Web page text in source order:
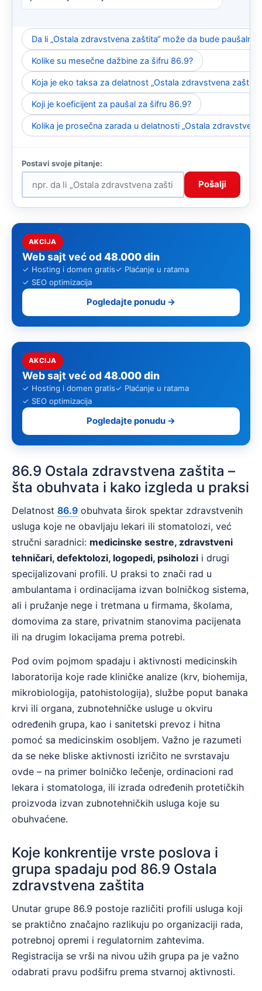
Da li „Ostala zdravstvena zaštita“ može da bude paušalna
Kolike su mesečne dažbine za šifru 86.9?
Koja je eko taksa za delatnost „Ostala zdravstvena
Koji je koeficijent za paušal za šifru 86.9?
Kolika je prosečna zarada u delatnosti „Ostala zdravstvena
Pošalji
AKCIJA
Web sajt već od 48.000 din
✓ Hosting i domen gratis✓ Plaćanje u ratama
✓ SEO optimizacija
Pogledajte ponudu →
AKCIJA
Web sajt već od 48.000 din
✓ Hosting i domen gratis✓ Plaćanje u ratama
✓ SEO optimizacija
Pogledajte ponudu →
86.9 Ostala zdravstvena zaštita –
šta obuhvata i kako izgleda u praksi
Delatnost 86.9 obuhvata širok spektar zdravstvenih
usluga koje ne obavljaju lekari ili stomatolozi, već
stručni saradnici: medicinske sestre, zdravstveni
tehničari, defektolozi, logopedi, psiholozi i drugi
specijalizovani profili. U praksi to znači rad u
ambulantama i ordinacijama izvan bolničkog sistema,
ali i pružanje nege i tretmana u firmama, školama,
domovima za stare, privatnim stanovima pacijenata
ili na drugim lokacijama prema potrebi.
Pod ovim pojmom spadaju i aktivnosti medicinskih
laboratorija koje rade kliničke analize (krv, biohemija,
mikrobiologija, patohistologija), službe poput banaka
krvi ili organa, zubnotehničke usluge u okviru
određenih grupa, kao i sanitetski prevoz i hitna
pomoć sa medicinskim osobljem. Važno je razumeti
da se neke bliske aktivnosti izričito ne svrstavaju
ovde – na primer bolničko lečenje, ordinacioni rad
lekara i stomatologa, ili izrada određenih protetičkih
proizvoda izvan zubnotehničkih usluga koje su
obuhvaćene.
Koje konkrentije vrste poslova i
grupa spadaju pod 86.9 Ostala
zdravstvena zaštita
Unutar grupe 86.9 postoje različiti profili usluga koji
se praktično značajno razlikuju po organizaciji rada,
potrebnoj opremi i regulatornim zahtevima.
Registracija se vrši na nivou užih grupa pa je važno
odabrati pravu podšifru prema stvarnoj aktivnosti.